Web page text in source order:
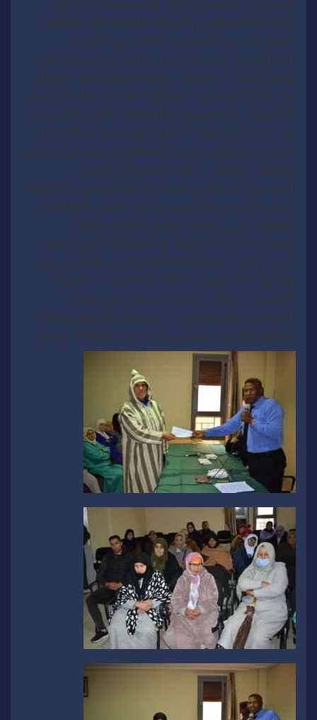
هذه العملية من النيابة الاقليمية بخنيفرة
تبليغ السيد المندوب السامي لقدماء
المقاومين واعضاء جيش التحرير تشكراتهم
وامتنانهم ، مثمنين عاليا مجهوداته الجبارة
من اجل تحسين الاوضاع المادية والاجتماعية
والاحوال المعيشية والصحية لهذه الشريحة
من المجتمع وكذا عنايته ورعايته واهتمامه
بقضايا وشؤون اسرة المقاومة وجيش التحرير
باقليم خنيفرة . علما انه سبق للسيد
المندوب السامي لقدماء المقاومين واعضاء
جيش التحرير والسيد عامل اقليم خنيفرة ان
اشرفا على عملية توزيع اعانات مالية
ومساعدات اجتماعية واسعافات على بعض
افراد اسرة غوتالمقاومة وجيش التحرير يوم
الاثنين 28 مارس 2022 بتملاكت – جماعة
اكلمام – ازكزا – حيث استفاد من هذه
الاعانات مامجموعه 11 مستفيدة ومستفيد
بغلاف مالي اجمالي يقدر ب : 23000 درهم .